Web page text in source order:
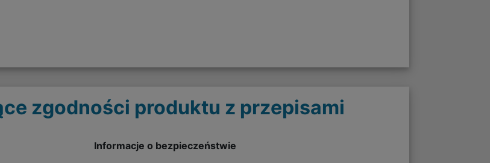
zgodności produktu z przepisami
Informacje o bezpieczeństwie